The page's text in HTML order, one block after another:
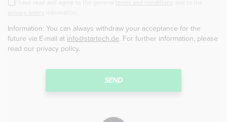
I have read and agree to the general terms and conditions
and to the
information.
Information: You can always withdraw your acceptance for the
future via E-mail at info@startech.de. For further information, please
read our privacy policy.